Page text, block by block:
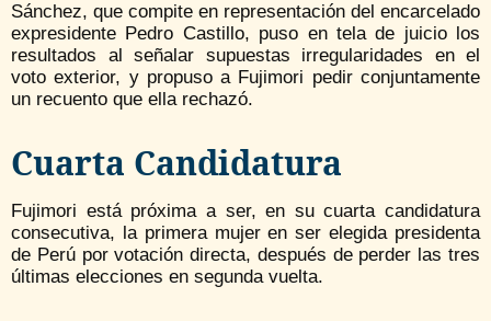
Sánchez, que compite en representación del encarcelado
expresidente Pedro Castillo, puso en tela de juicio los
resultados al señalar supuestas irregularidades en el
voto exterior, y propuso a Fujimori pedir conjuntamente
un recuento que ella rechazó.
Cuarta Candidatura
Fujimori está próxima a ser, en su cuarta candidatura
consecutiva, la primera mujer en ser elegida presidenta
de Perú por votación directa, después de perder las tres
últimas elecciones en segunda vuelta.